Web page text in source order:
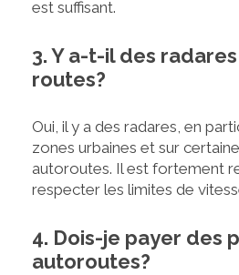
est suffisant.
3. Y a-t-il des
routes?
Oui, il y a des radares, en
zones urbaines et sur
autoroutes. Il est fortement
respecter les limites de
4. Dois-je payer des
autoroutes?